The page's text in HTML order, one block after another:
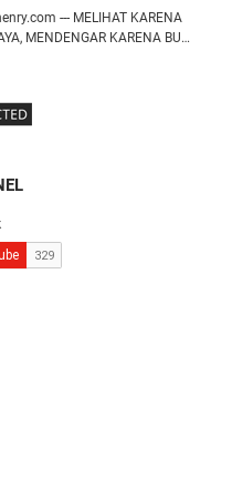
--- MELIHAT KARENA
MENDENGAR KARENA BU…